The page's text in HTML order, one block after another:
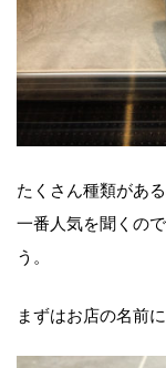
たくさん種類があ
一番人気を聞くの
う。
まずはお店の名前